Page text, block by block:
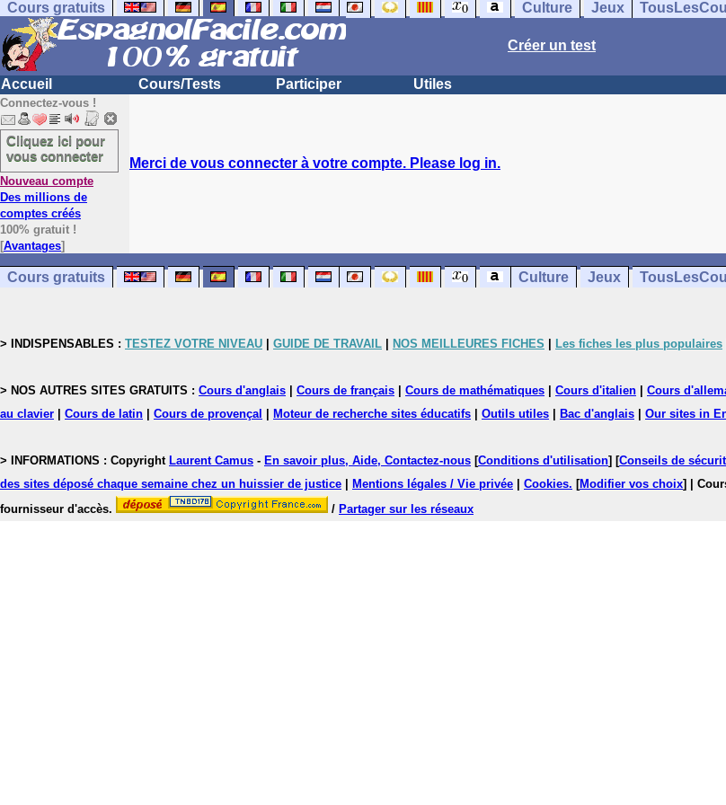
Cours gratuits Culture Jeux
Créer un test
Accueil Cours/Tests Participer Utiles
Connectez-vous !
Cliquez ici pour
vous connecter
Nouveau compte
Des millions de
comptes créés
100% gratuit !
[Avantages]
Merci de vous connecter à votre compte. Please log in.
Cours gratuits Culture Jeux
> INDISPENSABLES : TESTEZ VOTRE NIVEAU GUIDE DE TRAVAIL NOS MEILLEURES FICHES Les fiches les plus populaires
> NOS AUTRES SITES GRATUITS : Cours d'anglais Cours de français Cours de mathématiques Cours d'italien Cours
au clavier
Cours de latin Cours de provençal Moteur de recherche sites éducatifs Outils utiles Bac d'anglais Our sites in
> INFORMATIONS : Copyright Laurent Camus - En savoir plus, Aide, Contactez-nous [Conditions d'utilisation] [Conseils de
des sites déposé chaque semaine chez un huissier de justice
Mentions légales / Vie privée Cookies. [Modifier vos choix]
|
fournisseur d'accès.
/ Partager sur les réseaux